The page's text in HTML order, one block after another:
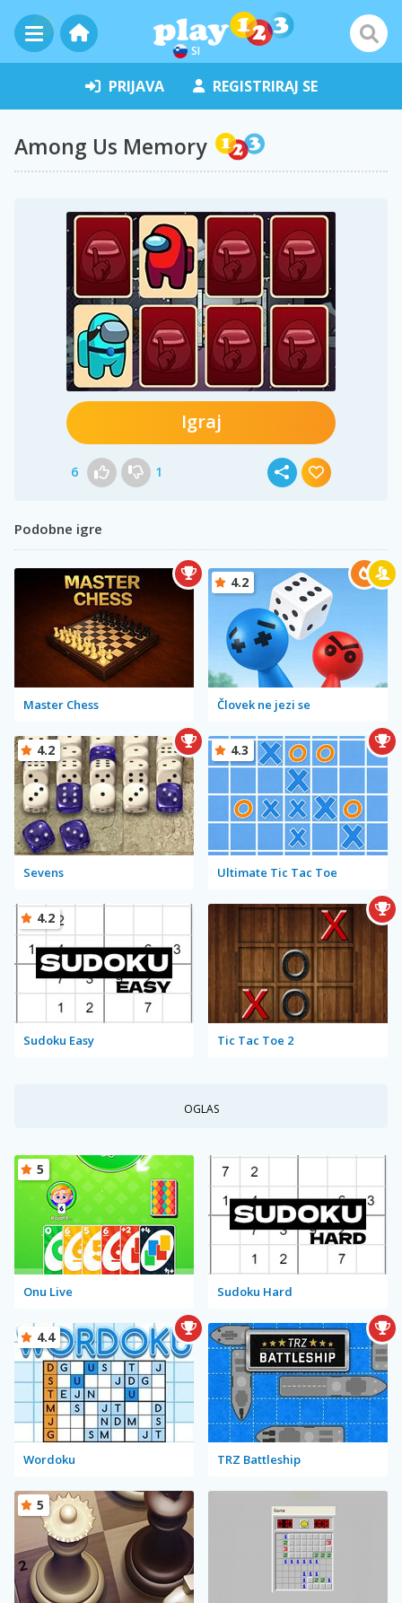
SI
PRIJAVA REGISTRIRAJ SE
Among Us Memory
Igraj
6 1
Podobne igre
Master Chess Človek ne jezi se
4.2
Sevens
4.2
Ultimate Tic Tac Toe
4.3
Sudoku Easy
4.2
Tic Tac Toe 2
OGLAS
Onu Live
5
Sudoku Hard
Wordoku
4.4
TRZ Battleship
5